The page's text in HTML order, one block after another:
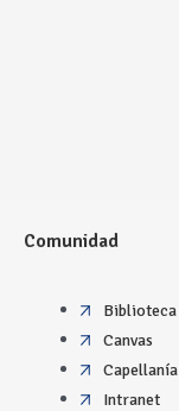
Comunidad
Biblioteca
Canvas
Capellanía
Intranet